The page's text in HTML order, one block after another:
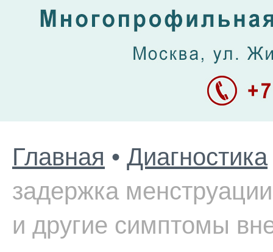
Главная • Диагностика
задержка
и другие симптомы